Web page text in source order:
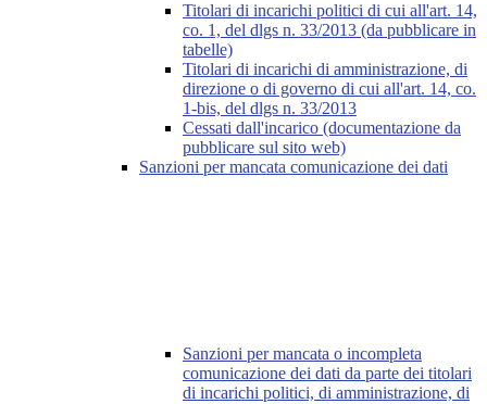
Titolari di incarichi politici di cui all'art. 14,
co. 1, del dlgs n. 33/2013 (da pubblicare in
tabelle)
Titolari di incarichi di amministrazione, di
direzione o di governo di cui all'art. 14, co.
1-bis, del dlgs n. 33/2013
Cessati dall'incarico (documentazione da
pubblicare sul sito web)
Sanzioni per mancata comunicazione dei dati
Sanzioni per mancata o incompleta
comunicazione dei dati da parte dei titolari
di incarichi politici, di amministrazione, di